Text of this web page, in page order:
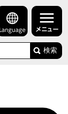
Language メニュー
検索